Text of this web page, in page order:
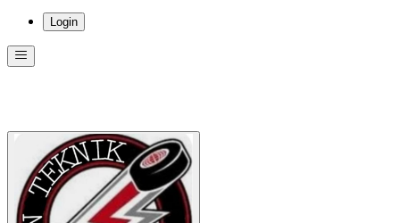
Login
Menu ini berisi navigasi untuk mengakses fitur-fitur di KangPro